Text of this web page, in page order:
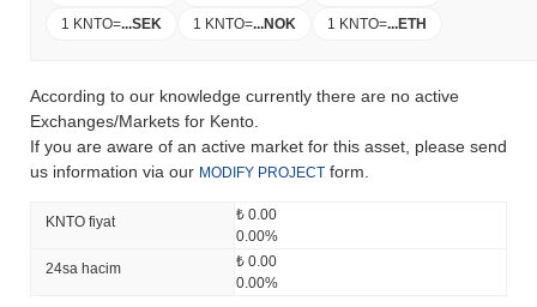
1 KNTO=...SEK 1 KNTO=...NOK 1 KNTO=...ETH
According to our knowledge currently there are no active
Exchanges/Markets for Kento.
If you are aware of an active market for this asset, please send
us information via our MODIFY PROJECT form.
KNTO fiyat
₺ 0.00
0.00%
24sa hacim
₺ 0.00
0.00%